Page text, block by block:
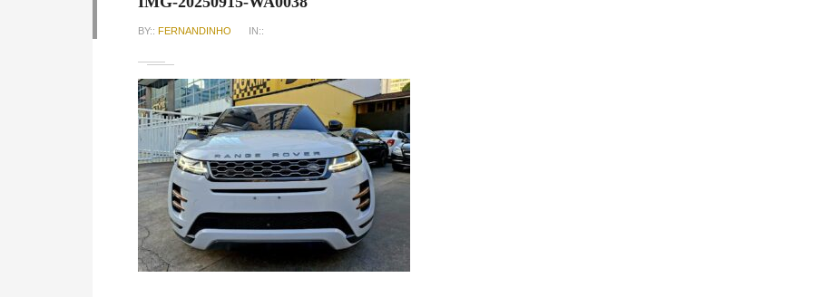
BY:: FERNANDINHO IN::